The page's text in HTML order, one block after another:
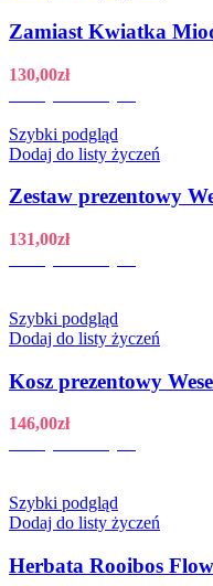
Zamiast Kwiatka
130,00zł
Szybki podgląd
Dodaj do listy życzeń
Zestaw prezentowy
131,00zł
Szybki podgląd
Dodaj do listy życzeń
Kosz prezentowy
146,00zł
Szybki podgląd
Dodaj do listy życzeń
Herbata Rooibos